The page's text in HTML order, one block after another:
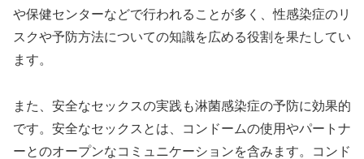
や保健センターなどで行われることが多く、性感染症のリ
スクや予防方法についての知識を広める役割を果たしてい
ます。
また、安全なセックスの実践も淋菌感染症の予防に効果的
です。安全なセックスとは、コンドームの使用やパートナ
ーとのオープンなコミュニケーションを含みます。コンド